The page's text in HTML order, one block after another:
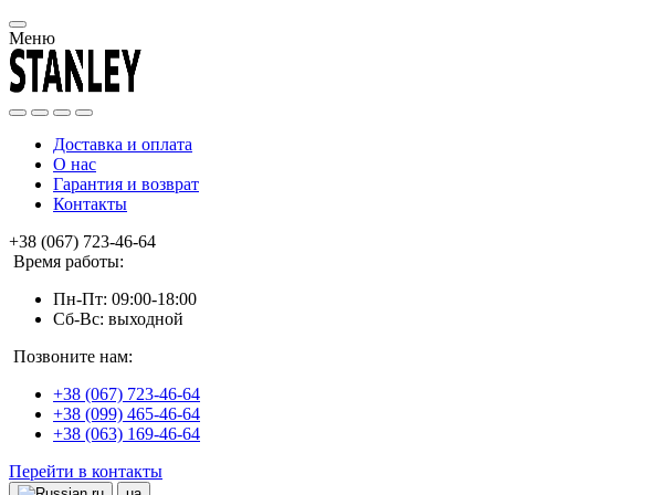
Меню
Доставка и оплата
О нас
Гарантия и возврат
Контакты
+38 (067) 723-46-64
Время работы:
Пн-Пт: 09:00-18:00
Сб-Вс: выходной
Позвоните нам:
+38 (067) 723-46-64
+38 (099) 465-46-64
+38 (063) 169-46-64
Перейти в контакты